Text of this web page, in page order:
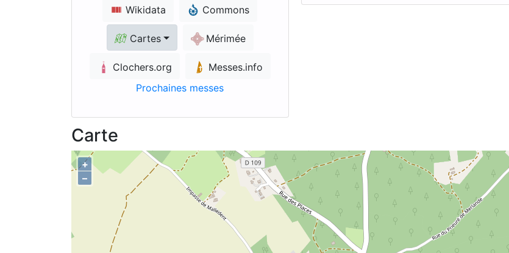
Wikidata Commons
Cartes Mérimée
Clochers.org
Messes.info
Prochaines messes
Carte
+
–